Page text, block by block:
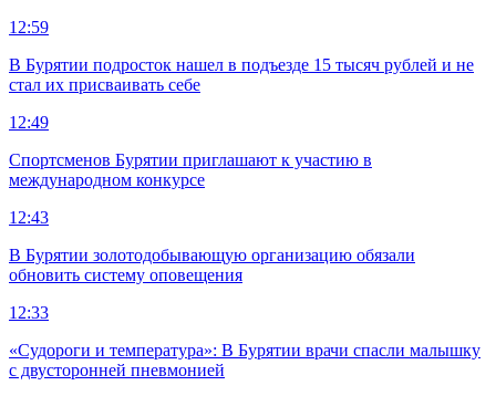
12:59
В Бурятии подросток нашел в подъезде 15 тысяч рублей и не
стал их присваивать себе
12:49
Спортсменов Бурятии приглашают к участию в
международном конкурсе
12:43
В Бурятии золотодобывающую организацию обязали
обновить систему оповещения
12:33
«Судороги и температура»: В Бурятии врачи спасли малышку
с двусторонней пневмонией